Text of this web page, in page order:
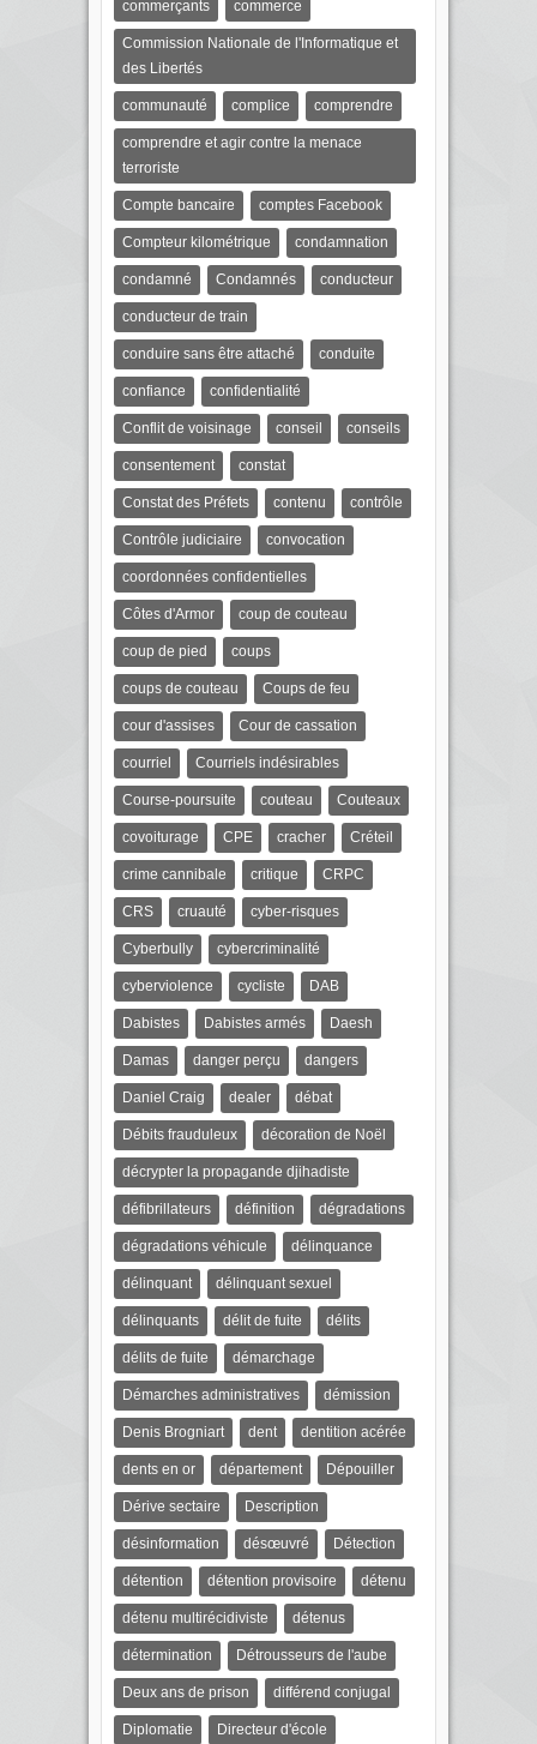
commerçants commerce
Commission Nationale de l'Informatique et
des Libertés
communauté complice comprendre
comprendre et agir contre la menace
terroriste
Compte bancaire comptes Facebook
Compteur kilométrique condamnation
condamné Condamnés conducteur
conducteur de train
conduire sans être attaché conduite
confiance confidentialité
Conflit de voisinage conseil conseils
consentement constat
Constat des Préfets contenu contrôle
Contrôle judiciaire convocation
coordonnées confidentielles
Côtes d'Armor coup de couteau
coup de pied coups
coups de couteau Coups de feu
cour d'assises Cour de cassation
courriel Courriels indésirables
Course-poursuite couteau Couteaux
covoiturage CPE cracher Créteil
crime cannibale critique CRPC
CRS cruauté cyber-risques
Cyberbully cybercriminalité
cyberviolence cycliste DAB
Dabistes Dabistes armés Daesh
Damas danger perçu dangers
Daniel Craig dealer débat
Débits frauduleux décoration de Noël
décrypter la propagande djihadiste
défibrillateurs définition dégradations
dégradations véhicule délinquance
délinquant délinquant sexuel
délinquants délit de fuite délits
délits de fuite démarchage
Démarches administratives démission
Denis Brogniart dent dentition acérée
dents en or département Dépouiller
Dérive sectaire Description
désinformation désœuvré Détection
détention détention provisoire détenu
détenu multirécidiviste détenus
détermination Détrousseurs de l'aube
Deux ans de prison différend conjugal
Diplomatie Directeur d'école